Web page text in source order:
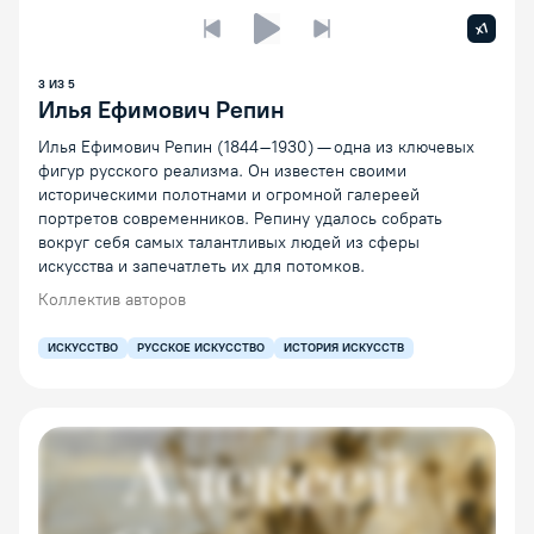
Предыдущая лекцияСледующая лекция
x1
3 ИЗ 5
Илья Ефимович Репин
Илья Ефимович Репин (1844–1930) — одна из ключевых
фигур русского реализма. Он известен своими
историческими полотнами и огромной галереей
портретов современников. Репину удалось собрать
вокруг себя самых талантливых людей из сферы
искусства и запечатлеть их для потомков.
Коллектив авторов
ИСКУССТВО РУССКОЕ ИСКУССТВО ИСТОРИЯ ИСКУССТВ